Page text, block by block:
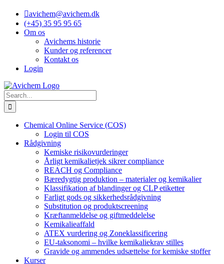
Skip
content
avichem@avichem.dk
(+45) 35 95 95 65
Om os
Avichems historie
Kunder og referencer
Kontakt os
Login
Search
for:
Chemical Online Service (COS)
Login til COS
Rådgivning
Kemiske risikovurderinger
Årligt kemikalietjek sikrer compliance
REACH og Compliance
Bæredygtig produktion – materialer og kemikalier
Klassifikation af blandinger og CLP etiketter
Farligt gods og sikkerhedsrådgivning
Substitution og produktscreening
Kræftanmeldelse og giftmeddelelse
Kemikalieaffald
ATEX vurdering og Zoneklassificering
EU-taksonomi – hvilke kemikaliekrav stilles
Gravide og ammendes udsættelse for kemiske stoffer
Kurser